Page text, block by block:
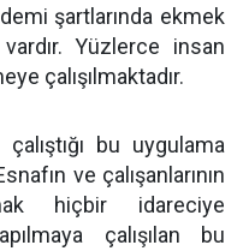
şartlarında ekmek
Yüzlerce insan
çalışılmaktadır.
bu uygulama
ve çalışanlarının
hiçbir idareciye
çalışılan bu